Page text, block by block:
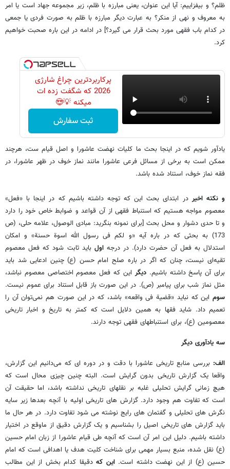
ظلم؟ و بیفزاییم: آیا این عنوان، یعنی مبارزه با ظلم، زیر مجموعه جهاد است یا امر
به معروف و نهی از منکر؟‌ به عبارت دیگر مبارزه با ظلم به صورت فردی یا جمعی
در کدام باب فقهی مورد بحث قرار می گیرد؟] در ادامه در این باره صحبت خواهیم
کرد.
پرکاربردترین چراغ شارژی
2026 که شگفت زده ات
میکنه 💡😍
ثبت سفارش
یادآور شویم که در اینجا بحث ما کلیات نهضت عاشورا و اصل قیام ست، هرچند
ممکن است به برخی از مسائل فرعی عاشورا مانند نماز خوف در ظهر عاشورا، در
فقه نماز خوف، استناد شده باشد.
و نکته اخیردر ابتدای بحث این که توجه داشته باشیم که در اینجا با «فعل»
معصوم مواجه هستیم که استنباط فقهی از آن قواعد و ضوابط خاص خود را دارد
و تا حدی دشوار و محل بحث [برای نمونه بنگرید: مبادی الوصول، علامه حلی، (ص
173) به بحثی که در باره آیه «و لکم فی رسول الله اسوة حسنة» و امکان
استدلال به فعل آن حضرت دارد). در درجهاول باید ثابت شود که فعل معصوم
تقیه‌ای نیست، چنان که اگر در باره صلح امام حسن (ع) چنین ادعایی شد باید
برای آن پاسخ داشته باشیم.دیگراین که فعل معصوم اختصاصی معصوم نباشد،
مثل نماز شب برای پیامبر (ص). در این صورت باز قابل استناد برای عموم نیست.
سوم این که نباید «قضیة فی واقعه» باشد، که در این صورت هم نمی‌توان آن را
تعمیم داد. شاید فقها به همین دلایل است که کمتر به تاریخ و اخبار تاریخی
معصومین (ع)، برای استنباطهای فقهی توجه دارند.
سه یادآوری دیگر
الف: بررسی منابع تاریخی عاشورا با دقت و در دوره ای که می‌دانیم این گزارش،
واقعا یک گزارش تاریخی بدون گرایش است. البته چنین چیزی محال است که
هیچ زمانی گرایش تحلیلی غلبه بر نقلهای تاریخی نداشته باشد، اما حقیقت آن
است که تفاوت هم وجود دارد. گزارش های تاریخی اولیه با آنچه بعدها زیر سایه
نگرش های تحلیلی و گفتمان های رایج نوشته می شود تفاوت دارد. در هر حال ما
باید گزارش های تاریخی اصیل را بشناسیم و یک گزارش دقیق از ماوقع در اختیار
داشته باشیم. دلیل این امر آن است که آنچه طی قیام عاشورا از زبان امام حسین
(ع) نقل شده، منبع بسیار مهمی برای شناخت کلیت هدف یا اهدافی است که امام
حسین (ع) از این نهضت داشته است. این که دقیقا کدام بخش از این مطالب